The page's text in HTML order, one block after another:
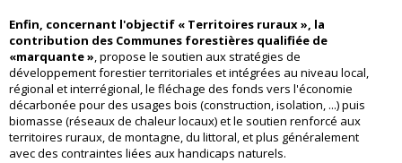
Enfin, concernant l'objectif « Territoires ruraux », la
contribution des Communes forestières qualifiée de
«marquante », propose le soutien aux stratégies de
développement forestier territoriales et intégrées au niveau local,
régional et interrégional, le fléchage des fonds vers l'économie
décarbonée pour des usages bois (construction, isolation, ...) puis
biomasse (réseaux de chaleur locaux) et le soutien renforcé aux
territoires ruraux, de montagne, du littoral, et plus généralement
avec des contraintes liées aux handicaps naturels.